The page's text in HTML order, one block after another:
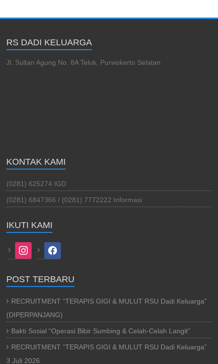
RS DADI KELUARGA
Jl. Sultan Agung No. 8A Teluk, Purwokerto Selatan
KONTAK KAMI
(0281) 625274 IGD
(0281) 6847366 / (0281) 7772222 Informasi
IKUTI KAMI
instagram facebook
POST TERBARU
RECRUITMENT “TERAPIS GIGI & MULUT RSU Dadi Keluarga”
(DIPERPANJANG)
Bakti Sosial “Operasi Bibir Sumbing & Celah-Celah Langit”
RECRUITMENT “TERAPIS GIGI & MULUT RSU Dadi Keluarga”
3 Juli 2026